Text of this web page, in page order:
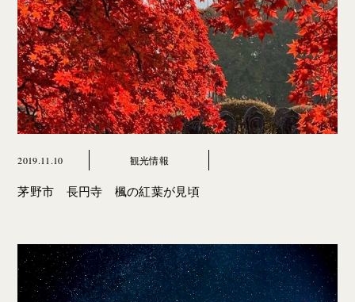
2019.11.10 観光情報
茅野市 長円寺 楓の紅葉が見頃